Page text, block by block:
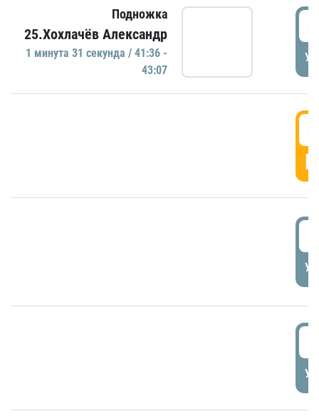
Подножка
25.Хохлачёв Александр
1 минутa 31 секундa / 41:36 -
43:07